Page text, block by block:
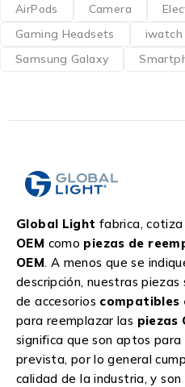
AirPods Camera
Gaming Headsets
iwatch
Samsung Galaxy
Global Light fabrica,
OEM como piezas de
OEM. A menos que se
descripción, nuestras
de accesorios compatibles
para reemplazar las piezas
significa que son aptos para
prevista, por lo general
calidad de la industria, y